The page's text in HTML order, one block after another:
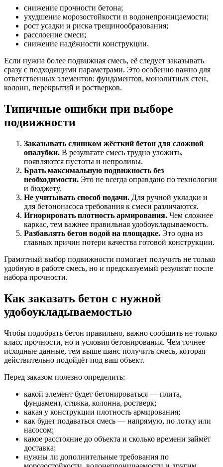
снижение прочности бетона;
ухудшение морозостойкости и водонепроницаемости;
рост усадки и риска трещинообразования;
расслоение смеси;
снижение надёжности конструкции.
Если нужна более подвижная смесь, её следует заказывать
сразу с подходящими параметрами. Это особенно важно для
ответственных элементов: фундаментов, монолитных стен,
колонн, перекрытий и ростверков.
Типичные ошибки при выборе
подвижности
Заказывать слишком жёсткий бетон для сложной
опалубки. В результате смесь трудно уложить,
появляются пустоты и непроливы.
Брать максимальную подвижность без
необходимости. Это не всегда оправдано по технологии
и бюджету.
Не учитывать способ подачи. Для ручной укладки и
для бетононасоса требования к смеси различаются.
Игнорировать плотность армирования. Чем сложнее
каркас, тем важнее правильная удобоукладываемость.
Разбавлять бетон водой на площадке. Это одна из
главных причин потери качества готовой конструкции.
Грамотный выбор подвижности помогает получить не только
удобную в работе смесь, но и предсказуемый результат после
набора прочности.
Как заказать бетон с нужной
удобоукладываемостью
Чтобы подобрать бетон правильно, важно сообщить не только
класс прочности, но и условия бетонирования. Чем точнее
исходные данные, тем выше шанс получить смесь, которая
действительно подойдёт под ваш объект.
Перед заказом полезно определить:
какой элемент будет бетонироваться — плита,
фундамент, стяжка, колонна, ростверк;
какая у конструкции плотность армирования;
как будет подаваться смесь — напрямую, по лотку или
насосом;
какое расстояние до объекта и сколько времени займёт
доставка;
нужны ли дополнительные требования по